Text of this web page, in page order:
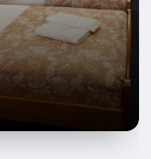
Забронировать